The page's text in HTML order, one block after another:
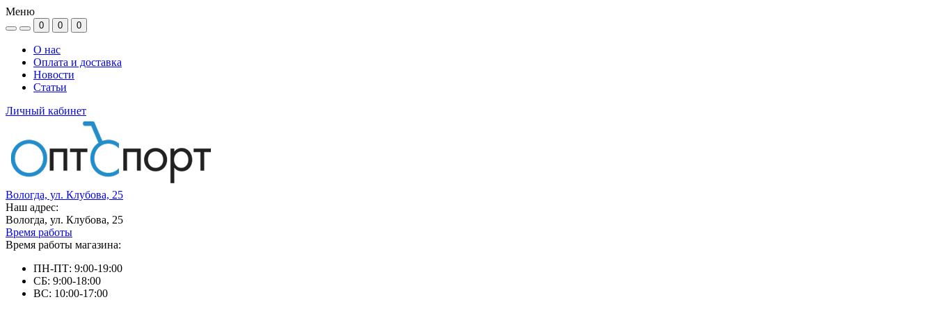
Меню
0 0 0
О нас
Оплата и доставка
Новости
Статьи
Личный кабинет
Вологда, ул. Клубова, 25
Наш адрес:
Вологда, ул. Клубова, 25
Время работы
Время работы магазина:
ПН-ПТ: 9:00-19:00
СБ: 9:00-18:00
ВС: 10:00-17:00